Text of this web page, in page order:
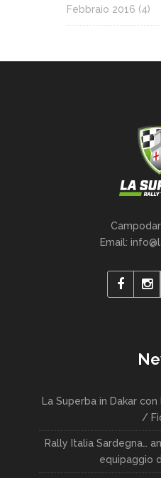
Febbraio 2016 (4)
Email:
La Superba in Dakar
/
Rally Italia Sardegna…
equipaggio